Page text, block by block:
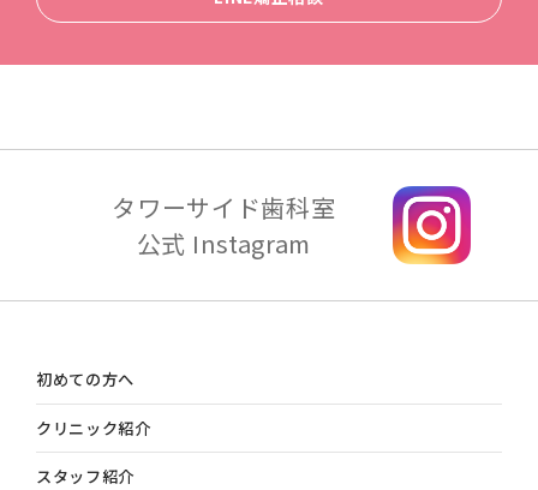
タワーサイド歯科室
公式 Instagram
初めての方へ
クリニック紹介
スタッフ紹介